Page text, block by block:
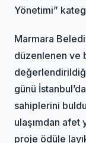
Yönetimi”
Marmara
düzenlenen ve
günü
sahiplerini
ulaşımdan afet
proje ödüle